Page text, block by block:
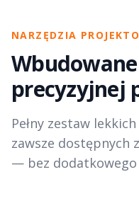
NARZĘDZIA
precyzyjnej
Pełny zestaw
zawsze dostępnych
— bez